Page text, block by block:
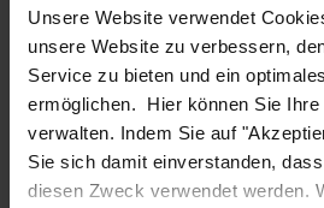
Unsere Website verwendet
unsere Website zu verbessern,
Service zu bieten und ein
ermöglichen. Hier können Sie Ihre
verwalten. Indem Sie auf
Sie sich damit einverstanden,
diesen Zweck verwendet werden.
ab 100 Stk.
20,23 €
In den Warenkorb
Angebot erstellen